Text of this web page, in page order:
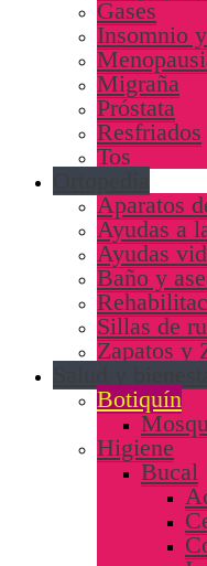
Gases
Insomnio
Migraña
Próstata
Resfriados
Tos
Aparatos
Ayudas a
Ayudas
Baño y
Sillas de
Zapatos y
Botiquín
Higiene
Bucal